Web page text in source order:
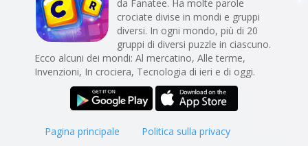
da Fanatee. Ha molte parole
crociate divise in mondi e gruppi
diversi. In ogni mondo, più di 20
gruppi di diversi puzzle in ciascuno.
Ecco alcuni dei mondi: Al mercatino, Alle terme,
Invenzioni, In crociera, Tecnologia di ieri e di oggi.
Pagina principale Politica sulla privacy